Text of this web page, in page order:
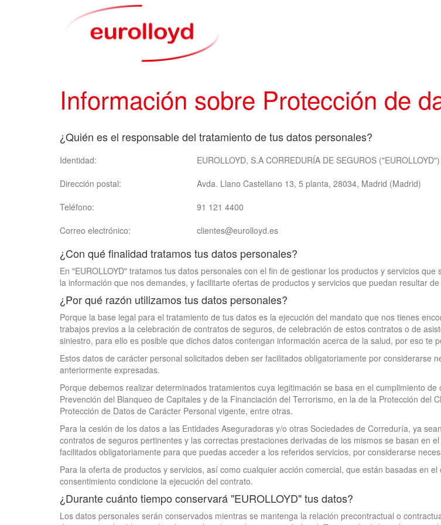
Información sobre Protección de
¿Quién es el responsable del tratamiento de tus datos personales?
Identidad:
EUROLLOYD, S.A CORREDURÍA DE SEGUROS
Dirección postal:
Avda. Llano Castellano 13, 5 planta, 28034, Madrid (Madrid)
Teléfono:
91 121 4400
Correo electrónico:
clientes@eurolloyd.es
¿Con qué finalidad tratamos tus datos personales?
En "EUROLLOYD" tratamos tus datos personales con el fin de gestionar los productos y servicios
la información que nos demandes, y facilitarte ofertas de productos y servicios que puedan resultar
¿Por qué razón utilizamos tus datos personales?
Porque la base legal para el tratamiento de tus datos es la ejecución del mandato que nos tienes
trabajos previos a la celebración de contratos de seguros, de celebración de estos contratos o de
siniestro, para ello es posible que dichos datos contengan información acerca de la salud, por eso te
Estos datos de carácter personal solicitados deben ser facilitados obligatoriamente por considerarse
anteriormente expresadas.
Porque debemos realizar determinados tratamientos cuya legitimación se basa en el cumplimiento
Prevención del Blanqueo de Capitales y de la Financiación del Terrorismo, en la de la Protección del
Protección de Datos de Carácter Personal vigente, entre otras.
Para la cesión de los datos a las Entidades Aseguradoras y/o otras Sociedades de Correduría, ya
contratos de seguros pertinentes y las correctas prestaciones derivadas de los mismos se basan en
facilitados obligatoriamente para que puedas acceder a los referidos servicios, por considerarse
Para la oferta de productos y servicios, así como cualquier acción comercial, que están basadas en
consentimiento condicione la ejecución del contrato.
¿Durante cuánto tiempo conservará "EUROLLOYD" tus datos?
Los datos personales serán conservados mientras se mantenga la relación precontractual o